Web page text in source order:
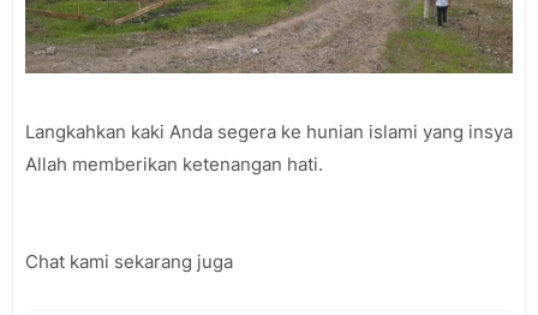
Langkahkan kaki Anda segera ke hunian islami yang insya
Allah memberikan ketenangan hati.
Chat kami sekarang juga